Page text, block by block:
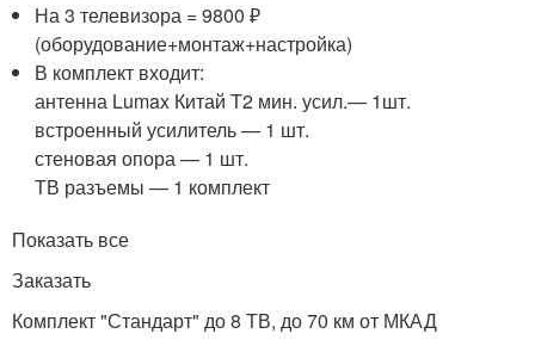
На 3 телевизора = 9800 ₽
(оборудование+монтаж+настройка)
В комплект входит:
антенна Lumax Китай T2 мин. усил.— 1шт.
встроенный усилитель — 1 шт.
стеновая опора — 1 шт.
ТВ разъемы — 1 комплект
Показать все
Заказать
Комплект "Стандарт" до 8 ТВ, до 70 км от МКАД